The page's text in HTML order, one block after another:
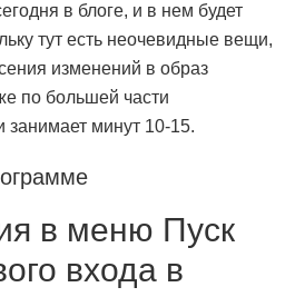
в блоге, и в нем будет
тут есть неочевидные вещи,
изменений в образ
по большей части
занимает минут 10-15.
в меню Пуск
входа в